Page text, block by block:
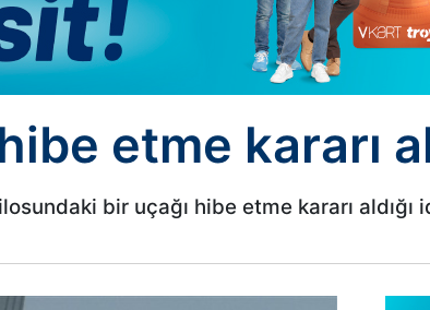
etme kararı
bir uçağı hibe etme kararı aldığı